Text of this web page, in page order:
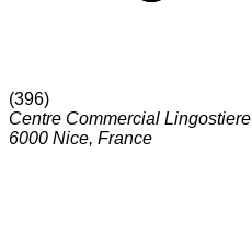
(396)
Centre Commercial Lingostiere
6000 Nice, France